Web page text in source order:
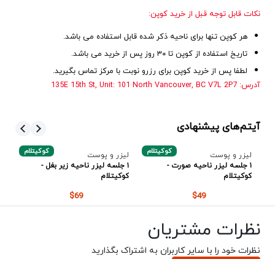
نکات قابل توجه قبل از خرید کوپن:
هر کوپن تنها برای ناحیه ذکر شده قابل استفاده می باشد.
تاریخ استفاده از کوپن تا ۳۰ روز پس از خرید می باشد.
لطفا پس از خرید کوپن برای رزرو نوبت با مرکز تماس بگیرید.
آدرس: 135E 15th St, Unit: 101 North Vancouver, BC V7L 2P7
آیتم‌های پیشنهادی
کوکیتلام
لیزر و پوست
۱ جلسه لیزر ناحیه صورت -
کوکیتلام
$49
کوکیتلام
لیزر و پوست
۱ جلسه لیزر ناحیه زیر بغل -
کوکیتلام
$69
نظرات مشتریان
نظرات خود را با سایر کاربران به اشتراک بگذارید